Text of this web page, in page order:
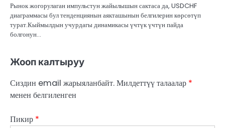
Рынок жогорулаган импульстун жайылышын сактаса да, USDCHF
диаграммасы бул тенденциянын аякташынын белгилерин көрсөтүп
турат.Кыймылдын учурдагы динамикасы үчтүк үчтүн пайда
болгонун…
Жооп калтыруу
Сиздин email жарыяланбайт.Милдеттүү талаалар *
менен белгиленген
Пикир *